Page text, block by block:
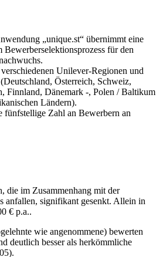
„unique.st“ übernimmt eine
Bewerberselektionsprozess für den
Unilever-Regionen und
Österreich, Schweiz,
Finnland, Dänemark -, Polen / Baltikum
Ländern).
fünfstellige Zahl an Bewerbern an
die im Zusammenhang mit der
anfallen, signifikant gesenkt. Allein in
€ p.a..
wie angenommene) bewerten
deutlich besser als herkömmliche